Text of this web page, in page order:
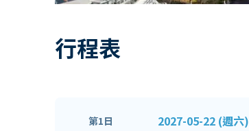
行程表
第1日 2027-05-22 (週六)